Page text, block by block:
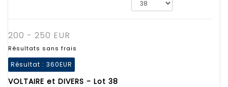
200 - 250 EUR
Résultats sans frais
Résultat : 360EUR
VOLTAIRE et DIVERS - Lot 38